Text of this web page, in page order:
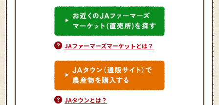
JAファーマーズマーケットとは？
JAタウンとは？